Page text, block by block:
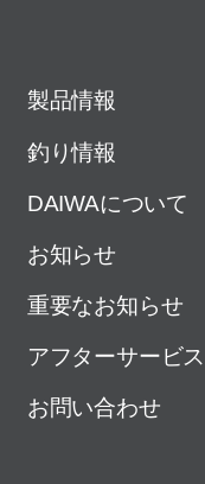
製品情報
釣り情報
DAIWAについて
お知らせ
重要なお知らせ
アフターサービス
お問い合わせ